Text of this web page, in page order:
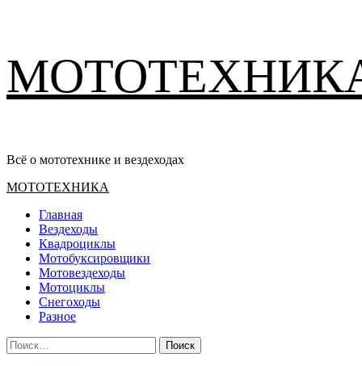
содержимому
Всё о мототехнике и вездеходах
Основное
МОТОТЕХНИКА
Главная
Вездеходы
Квадроциклы
Мотобуксировщики
Мотовездеходы
Мотоциклы
Снегоходы
Разное
Найти: